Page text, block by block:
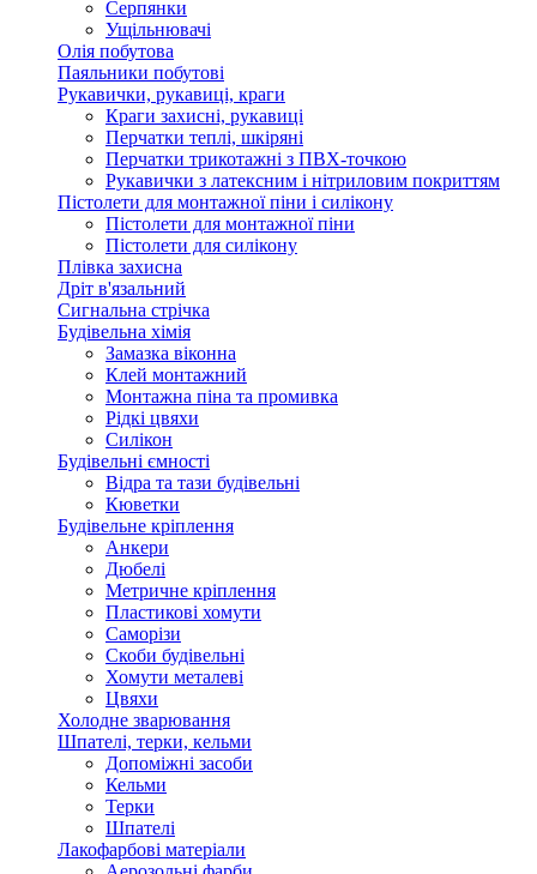
Серпянки
Ущільнювачі
Олія побутова
Паяльники побутові
Рукавички, рукавиці, краги
Краги захисні, рукавиці
Перчатки теплі, шкіряні
Перчатки трикотажні з ПВХ-точкою
Рукавички з латексним і нітриловим покриттям
Пістолети для монтажної піни і силікону
Пістолети для монтажної піни
Пістолети для силікону
Плівка захисна
Дріт в'язальний
Сигнальна стрічка
Будівельна хімія
Замазка віконна
Клей монтажний
Монтажна піна та промивка
Рідкі цвяхи
Силікон
Будівельні ємності
Відра та тази будівельні
Кюветки
Будівельне кріплення
Анкери
Дюбелі
Метричне кріплення
Пластикові хомути
Саморізи
Скоби будівельні
Хомути металеві
Цвяхи
Холодне зварювання
Шпателі, терки, кельми
Допоміжні засоби
Кельми
Терки
Шпателі
Лакофарбові матеріали